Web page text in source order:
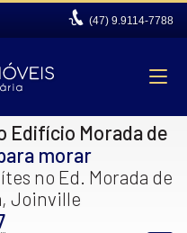
(47) 9.9114-7788
Edifício Morada de
morar
no Ed. Morada de
Joinville